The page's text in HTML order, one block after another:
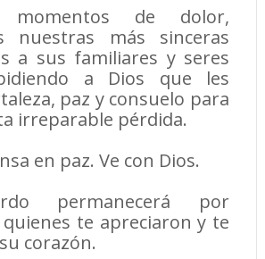
momentos de dolor,
nuestras más sinceras
a sus familiares y seres
a Dios que les
paz y consuelo para
irreparable pérdida.
en paz. Ve con Dios.
permanecerá por
te apreciaron y te
corazón.